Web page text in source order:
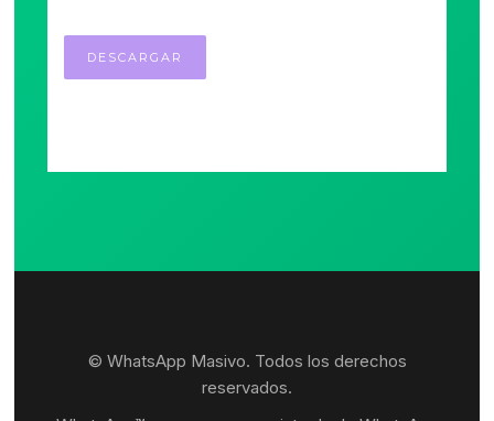
© WhatsApp Masivo. Todos los derechos
reservados.